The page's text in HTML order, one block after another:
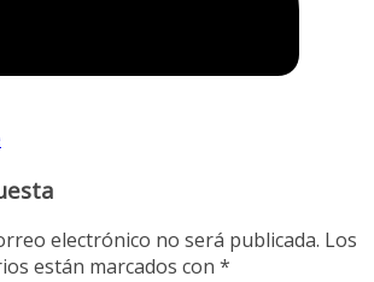
electrónico no será publicada. Los
están marcados con *